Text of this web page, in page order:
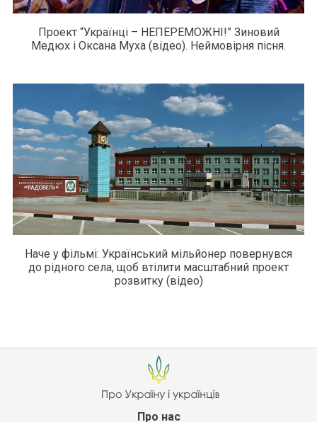
Проект “Українці – НЕПЕРЕМОЖНІ!” Зиновий
Медюх і Оксана Муха (відео). Неймовірня пісня.
Наче у фільмі: Український мільйонер повернувся
до рідного села, щоб втілити масштабний проект
розвитку (відео)
Про нас